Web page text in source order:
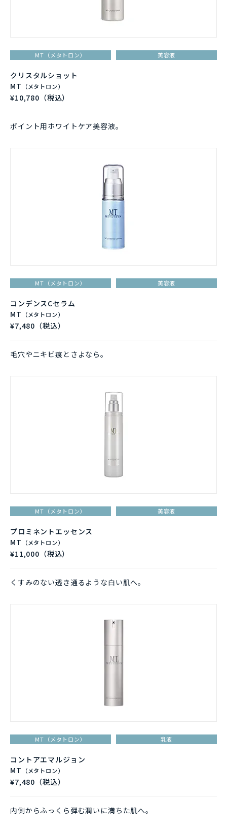
MT（メタトロン） 美容液
クリスタルショット
MT
（メタトロン）
¥10,780（税込）
ポイント用ホワイトケア美容液。
MT（メタトロン） 美容液
コンデンスCセラム
MT
（メタトロン）
¥7,480（税込）
毛穴やニキビ痕とさよなら。
MT（メタトロン） 美容液
プロミネントエッセンス
MT
（メタトロン）
¥11,000（税込）
くすみのない透き通るような白い肌へ。
MT（メタトロン） 乳液
コントアエマルジョン
MT
（メタトロン）
¥7,480（税込）
内側からふっくら弾む潤いに満ちた肌へ。